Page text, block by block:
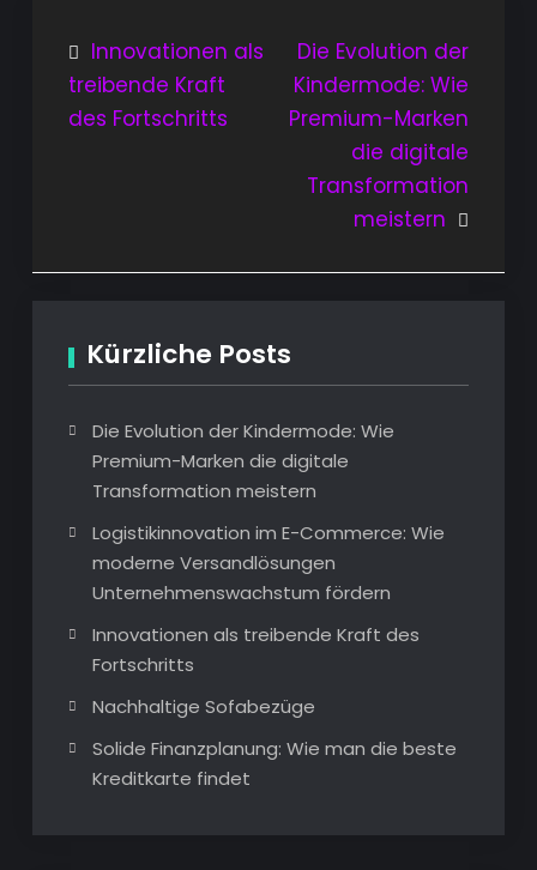
Beitragsnavigation
Innovationen als
treibende Kraft
des Fortschritts
Die Evolution der
Kindermode: Wie
Premium-Marken
die digitale
Transformation
meistern
Kürzliche Posts
Die Evolution der Kindermode: Wie
Premium-Marken die digitale
Transformation meistern
Logistikinnovation im E-Commerce: Wie
moderne Versandlösungen
Unternehmenswachstum fördern
Innovationen als treibende Kraft des
Fortschritts
Nachhaltige Sofabezüge
Solide Finanzplanung: Wie man die beste
Kreditkarte findet